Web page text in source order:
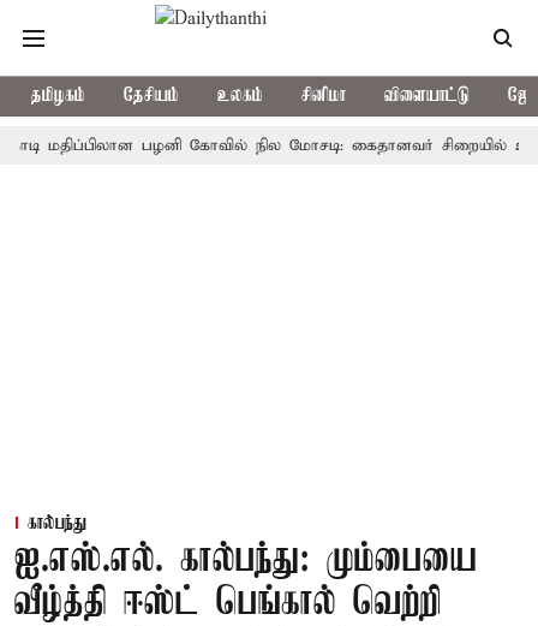
தமிழகம் தேசியம் உலகம் சினிமா விளையாட்டு
பழனி கோவில் நில மோசடி: கைதானவர் சிறையில் உயிரிழப்பு
கால்பந்து
ஐ.எஸ்.எல். கால்பந்து: மும்பையை
வீழ்த்தி ஈஸ்ட் பெங்கால் வெற்றி